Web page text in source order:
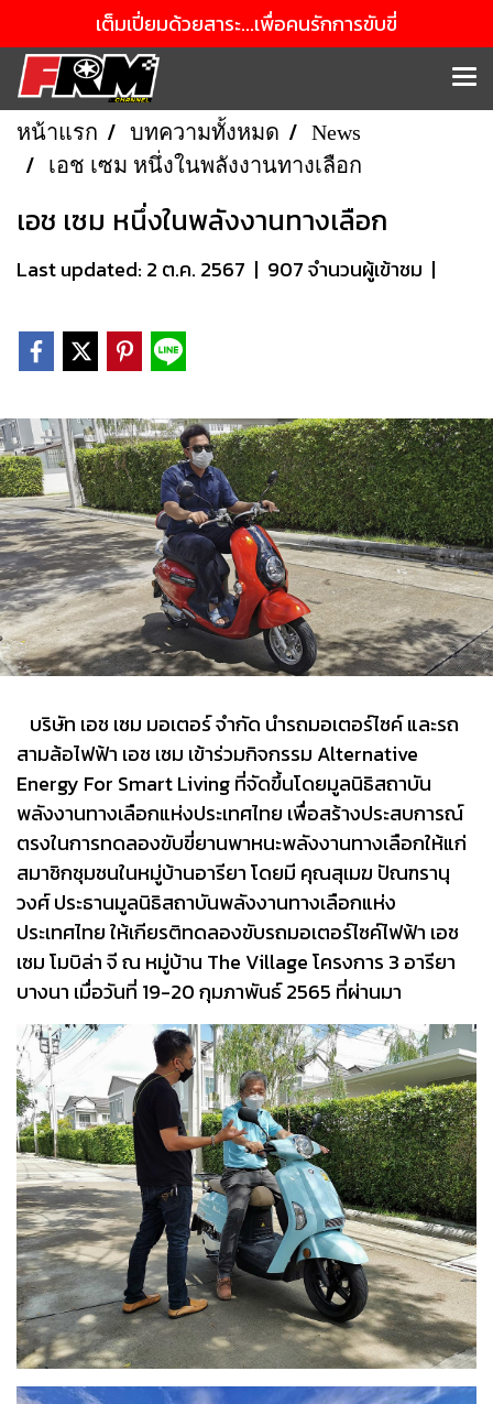
เต็มเปี่ยมด้วยสาระ...เพื่อคนรักการขับขี่
หน้าแรก บทความทั้งหมด
News
เอช เซม หนึ่งในพลังงานทางเลือก
เอช เซม หนึ่งในพลังงานทางเลือก
Last updated: 2 ต.ค. 2567 | 907 จำนวนผู้เข้าชม |
บริษัท เอช เซม มอเตอร์ จำกัด นำรถมอเตอร์ไซค์ และรถ
สามล้อไฟฟ้า เอช เซม เข้าร่วมกิจกรรม Alternative
Energy For Smart Living ที่จัดขึ้นโดยมูลนิธิสถาบัน
พลังงานทางเลือกแห่งประเทศไทย เพื่อสร้างประสบการณ์
ตรงในการทดลองขับขี่ยานพาหนะพลังงานทางเลือกให้แก่
สมาชิกชุมชนในหมู่บ้านอารียา โดยมี คุณสุเมฆ ปัณฑรานุ
วงศ์ ประธานมูลนิธิสถาบันพลังงานทางเลือกแห่ง
ประเทศไทย ให้เกียรติทดลองขับรถมอเตอร์ไซค์ไฟฟ้า เอช
เซม โมบิล่า จี ณ หมู่บ้าน The Village โครงการ 3 อารียา
บางนา เมื่อวันที่ 19-20 กุมภาพันธ์ 2565 ที่ผ่านมา